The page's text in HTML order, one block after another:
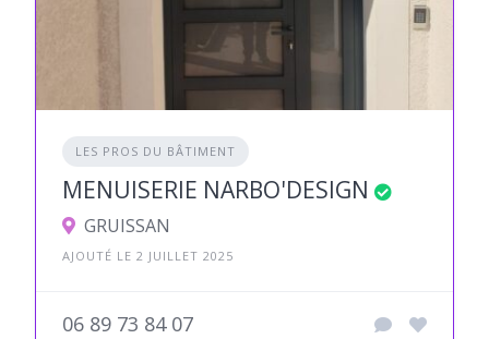
LES PROS DU BÂTIMENT
MENUISERIE NARBO'DESIGN
GRUISSAN
AJOUTÉ LE 2 JUILLET 2025
06 89 73 84 07